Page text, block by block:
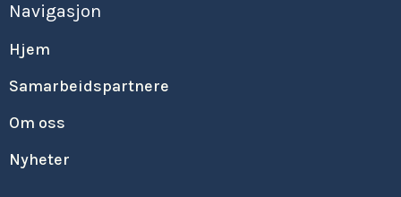
Navigasjon
Hjem
Samarbeidspartnere
Om oss
Nyheter